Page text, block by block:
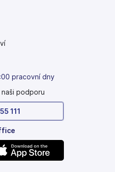
pracovní dny
podporu
111